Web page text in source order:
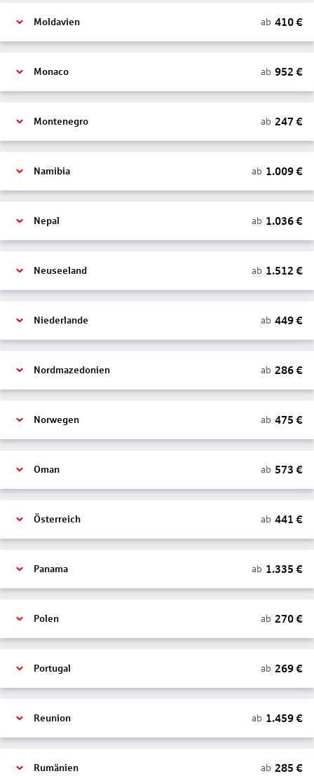
Moldavien ab 410€
Monaco ab 952 €
Montenegro ab 247 €
Namibia ab 1.009€
Nepal ab 1.036€
Neuseeland ab 1.512 €
Niederlande ab 449€
Nordmazedonien ab 286€
Norwegen ab 475 €
Oman ab 573 €
Österreich ab 441 €
Panama ab 1.335 €
Polen ab 270€
Portugal ab 269€
Reunion ab 1.459€
Rumänien ab 285 €